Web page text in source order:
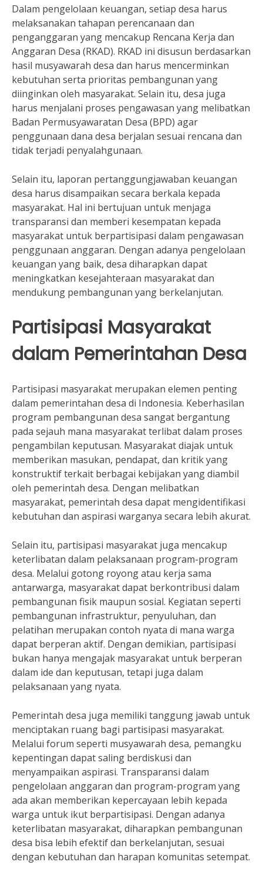
Dalam pengelolaan keuangan, setiap desa harus
melaksanakan tahapan perencanaan dan
penganggaran yang mencakup Rencana Kerja dan
Anggaran Desa (RKAD). RKAD ini disusun berdasarkan
hasil musyawarah desa dan harus mencerminkan
kebutuhan serta prioritas pembangunan yang
diinginkan oleh masyarakat. Selain itu, desa juga
harus menjalani proses pengawasan yang melibatkan
Badan Permusyawaratan Desa (BPD) agar
penggunaan dana desa berjalan sesuai rencana dan
tidak terjadi penyalahgunaan.
Selain itu, laporan pertanggungjawaban keuangan
desa harus disampaikan secara berkala kepada
masyarakat. Hal ini bertujuan untuk menjaga
transparansi dan memberi kesempatan kepada
masyarakat untuk berpartisipasi dalam pengawasan
penggunaan anggaran. Dengan adanya pengelolaan
keuangan yang baik, desa diharapkan dapat
meningkatkan kesejahteraan masyarakat dan
mendukung pembangunan yang berkelanjutan.
Partisipasi Masyarakat
dalam Pemerintahan Desa
Partisipasi masyarakat merupakan elemen penting
dalam pemerintahan desa di Indonesia. Keberhasilan
program pembangunan desa sangat bergantung
pada sejauh mana masyarakat terlibat dalam proses
pengambilan keputusan. Masyarakat diajak untuk
memberikan masukan, pendapat, dan kritik yang
konstruktif terkait berbagai kebijakan yang diambil
oleh pemerintah desa. Dengan melibatkan
masyarakat, pemerintah desa dapat mengidentifikasi
kebutuhan dan aspirasi warganya secara lebih akurat.
Selain itu, partisipasi masyarakat juga mencakup
keterlibatan dalam pelaksanaan program-program
desa. Melalui gotong royong atau kerja sama
antarwarga, masyarakat dapat berkontribusi dalam
pembangunan fisik maupun sosial. Kegiatan seperti
pembangunan infrastruktur, penyuluhan, dan
pelatihan merupakan contoh nyata di mana warga
dapat berperan aktif. Dengan demikian, partisipasi
bukan hanya mengajak masyarakat untuk berperan
dalam ide dan keputusan, tetapi juga dalam
pelaksanaan yang nyata.
Pemerintah desa juga memiliki tanggung jawab untuk
menciptakan ruang bagi partisipasi masyarakat.
Melalui forum seperti musyawarah desa, pemangku
kepentingan dapat saling berdiskusi dan
menyampaikan aspirasi. Transparansi dalam
pengelolaan anggaran dan program-program yang
ada akan memberikan kepercayaan lebih kepada
warga untuk ikut berpartisipasi. Dengan adanya
keterlibatan masyarakat, diharapkan pembangunan
desa bisa lebih efektif dan berkelanjutan, sesuai
dengan kebutuhan dan harapan komunitas setempat.